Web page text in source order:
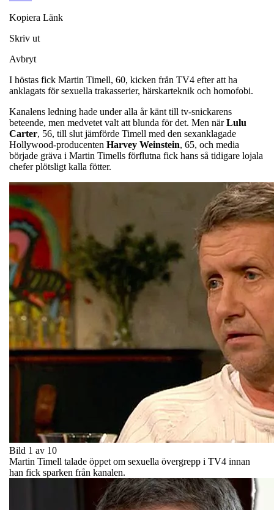
Kopiera Länk
Skriv ut
Avbryt
I höstas fick Martin Timell, 60, kicken från TV4 efter att ha
anklagats för sexuella trakasserier, härskarteknik och homofobi.
Kanalens ledning hade under alla år känt till tv-snickarens
beteende, men medvetet valt att blunda för det. Men närLulu
Carter, 56, till slut jämförde Timell med den sexanklagade
Hollywood-producenten Harvey Weinstein, 65, och media
började gräva i Martin Timells förflutna fick hans så tidigare lojala
chefer plötsligt kalla fötter.
Bild 1 av 10
Martin Timell talade öppet om sexuella övergrepp i TV4 innan
han fick sparken från kanalen.